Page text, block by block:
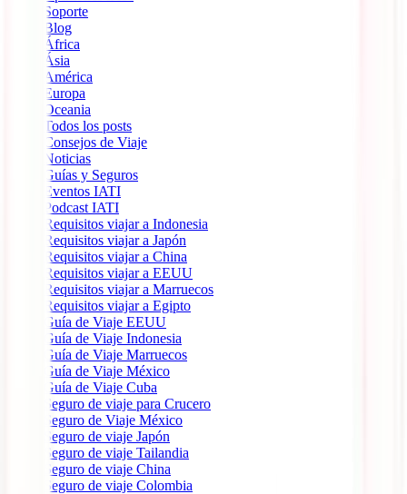
Soporte
Blog
África
Ásia
América
Europa
Oceania
Todos los posts
Consejos de Viaje
Noticias
Guías y Seguros
Eventos IATI
Podcast IATI
Requisitos viajar a Indonesia
Requisitos viajar a Japón
Requisitos viajar a China
Requisitos viajar a EEUU
Requisitos viajar a Marruecos
Requisitos viajar a Egipto
Guía de Viaje EEUU
Guía de Viaje Indonesia
Guía de Viaje Marruecos
Guía de Viaje México
Guía de Viaje Cuba
Seguro de viaje para Crucero
Seguro de Viaje México
Seguro de viaje Japón
Seguro de viaje Tailandia
Seguro de viaje China
Seguro de viaje Colombia